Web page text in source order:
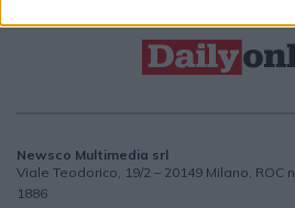
Newsco Multimedia srl
Viale Teodorico, 19/2 – 20149 Milano, ROC n.
1886